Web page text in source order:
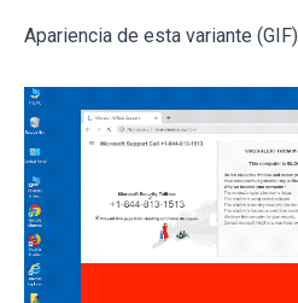
Apariencia de esta variante